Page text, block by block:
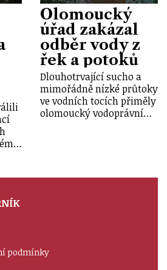
Olomoucký
úřad zakázal
odběr vody z
řek a potoků
Dlouhotrvající sucho a
mimořádně nízké průtoky
ve vodních tocích přiměly
olomoucký vodoprávní…
podmínky